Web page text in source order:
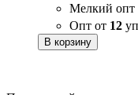
Мелкий опт
Опт от 12
В корзину